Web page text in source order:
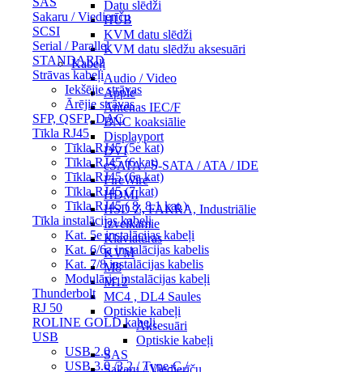
Sakaru / Viedierīču
SCSI
Serial / Parallel
STANDARD
Strāvas kabeļi
Iekšējie strāvas
Ārējie strāvas
SFP, QSFP, DAC
Tīkla RJ45
Tīkla RJ45 (5e kat)
Tīkla RJ45 (6 kat)
Tīkla RJ45 (6a kat)
Tīkla RJ45 (7 kat)
Tīkla RJ45 ( 8, 8.1 kat.)
Tīkla instalācijas kabeļi
Kat. 5e instalācijas kabeļi
Kat. 6/6a instalācijas kabelis
Kat. 7/8 instalācijas kabelis
Modulārie instalācijas kabeļi
Thunderbolt
RJ 50
ROLINE GOLD kabeļi
USB
USB 2.0
USB 3.0 /3.2 / Type-C /
Datu slēdži
HUB
KVM datu slēdži
KVM datu slēdžu aksesuāri
Kabeļi
Audio / Video
Apple
Antenas IEC/F
BNC koaksiālie
Displayport
DVI
eSATA / S-SATA / ATA / IDE
FireWire
HDMI
HSD Z, FAKRA, Industriālie
Izvelkamie
Klaviatūras
KVM
M8
M12
MC4 , DL4 Saules
Optiskie kabeļi
Aksesuāri
Optiskie kabeļi
SAS
Sakaru / Viedierīču